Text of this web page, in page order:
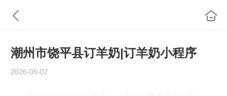
潮州市饶平县订羊奶|订羊奶小程序
2026-05-07